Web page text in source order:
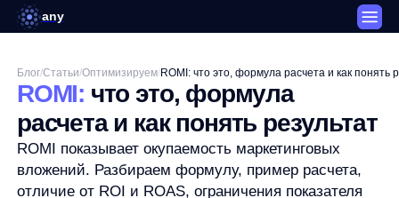
any
ROMI:что это, формула
расчета и как понять результат
ROMI показывает окупаемость маркетинговых
вложений. Разбираем формулу, пример расчета,
отличие от ROI и ROAS, ограничения показателя
и способы читать результат без ложных выводов.
Опубликовано 15.06.2026 10 минут